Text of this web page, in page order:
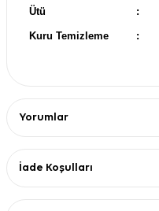
Ütü
:
Kuru Temizleme :
Yorumlar
İade Koşulları